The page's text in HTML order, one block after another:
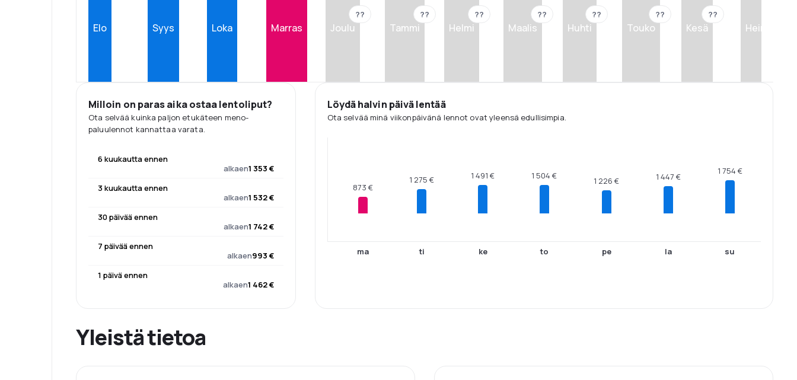
Elo Syys Loka Marras Joulu
??
Tammi
??
Helmi
??
Maalis
??
Huhti
??
Touko
??
Kesä
??
Heinä
Milloin on paras aika ostaa lentoliput?
Ota selvää kuinka paljon etukäteen meno-
paluulennot kannattaa varata.
6 kuukautta ennen
alkaen1 353 €
3 kuukautta ennen
alkaen1 532 €
30 päivää ennen
alkaen1 742 €
7 päivää ennen
alkaen993 €
1 päivä ennen
alkaen1 462 €
Löydä halvin päivä lentää
Ota selvää minä viikonpäivänä lennot ovat yleensä edullisimpia.
873 €
ma
1 275 €
ti
1 491 €
ke
1 504 €
to
1 226 €
pe
1 447 €
la
1 754 €
su
Yleistä tietoa